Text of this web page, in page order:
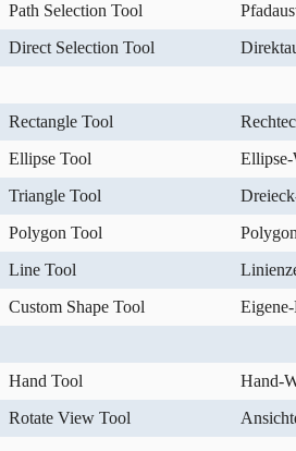
Path Selection Tool
Direct Selection Tool
Rectangle Tool
Ellipse Tool
Ellipse-
Triangle Tool
Polygon Tool
Line Tool
Custom Shape Tool
Hand Tool
Hand-
Rotate View Tool